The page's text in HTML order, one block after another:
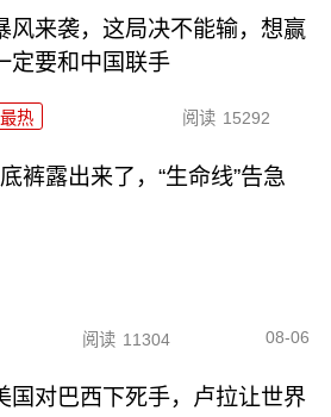
风来袭，这局决不能输，想赢
定要和中国联手
最热 阅读 15292
裤露出来了，“生命线”告急
阅读 11304 08-06
国对巴西下死手，卢拉让世界